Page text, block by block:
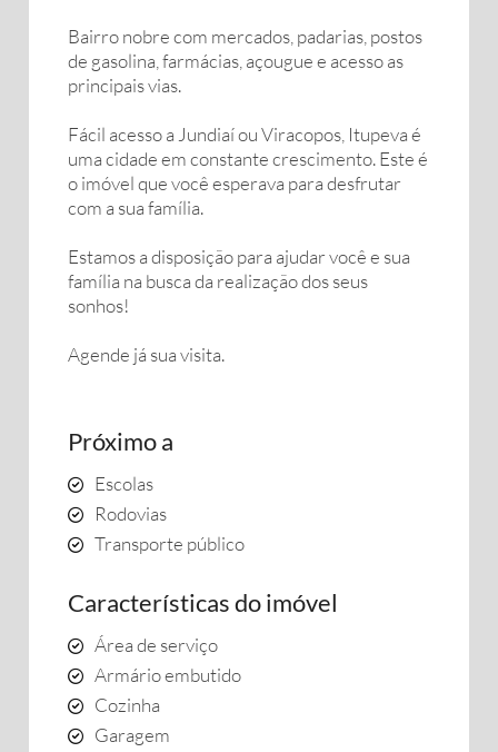
Bairro nobre com mercados, padarias, postos
de gasolina, farmácias, açougue e acesso as
principais vias.
Fácil acesso a Jundiaí ou Viracopos, Itupeva é
uma cidade em constante crescimento. Este é
o imóvel que você esperava para desfrutar
com a sua família.
Estamos a disposição para ajudar você e sua
família na busca da realização dos seus
sonhos!
Agende já sua visita.
Próximo a
Escolas
Rodovias
Transporte público
Características do imóvel
Área de serviço
Armário embutido
Cozinha
Garagem